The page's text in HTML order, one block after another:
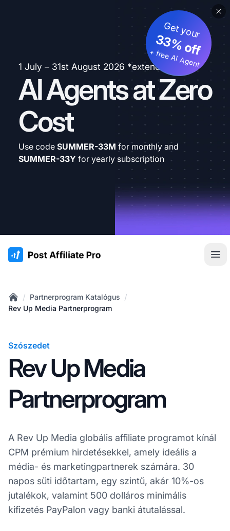
1 July – 31st August 2026 *extended
AI Agents at Zero
Cost
Get your
33% off
+ free AI Agent
Use code SUMMER-33M for monthly and
SUMMER-33Y for yearly subscription
:site.title
Home
/ Partnerprogram Katalógus /
Rev Up Media Partnerprogram
Szószedet
Rev Up Media
Partnerprogram
A Rev Up Media globális affiliate programot kínál
CPM prémium hirdetésekkel, amely ideális a
média- és marketingpartnerek számára. 30
napos süti időtartam, egy szintű, akár 10%-os
jutalékok, valamint 500 dolláros minimális
kifizetés PayPalon vagy banki átutalással.